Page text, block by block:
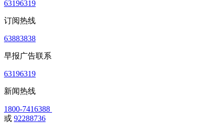
63196319
订阅热线
63883838
早报广告联系
63196319
新闻热线
1800-7416388
或 92288736